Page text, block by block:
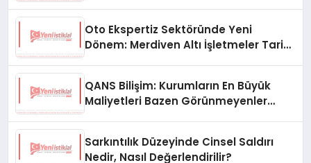
Oto Ekspertiz Sektöründe Yeni
Dönem: Merdiven Altı İşletmeler Tarih
QANS Bilişim: Kurumların En Büyük
Maliyetleri Bazen Görünmeyenler
Sarkıntılık Düzeyinde Cinsel Saldırı
Nedir, Nasıl Değerlendirilir?